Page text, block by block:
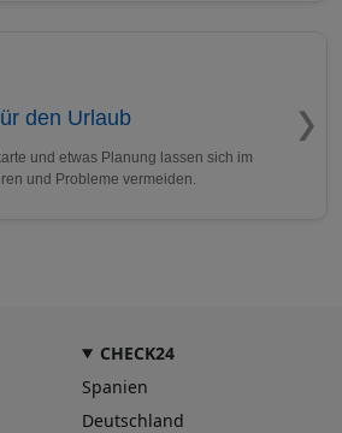
den Urlaub
und etwas Planung lassen sich im
und Probleme vermeiden.
CHECK24
Spanien
Deutschland